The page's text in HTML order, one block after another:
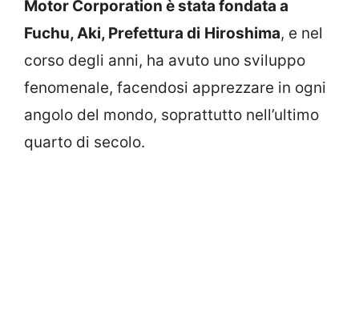
Motor Corporation è stata fondata a
Fuchu, Aki, Prefettura di Hiroshima, e nel
corso degli anni, ha avuto uno sviluppo
fenomenale, facendosi apprezzare in ogni
angolo del mondo, soprattutto nell’ultimo
quarto di secolo.